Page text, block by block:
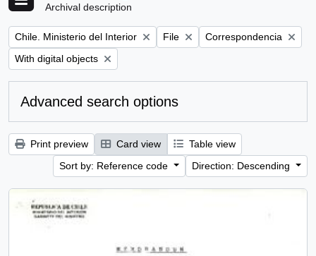
Archival description
Remove filter:
Chile. Ministerio del Interior Remove filter:
File Remove filter:
Correspondencia
Remove filter:
With digital objects
Advanced search options
Print preview Card view
Table view
Sort by: Reference code
Direction: Descending